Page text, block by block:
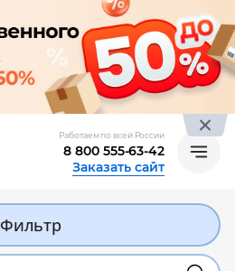
Работаем по всей России
8 800 555-63-42
Заказать сайт
Фильтр